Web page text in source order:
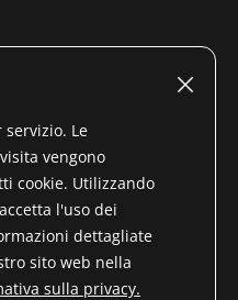
dei dati
Le
vengono
cookie. Utilizzando
l'uso dei
dettagliate
sito web nella
sulla privacy.